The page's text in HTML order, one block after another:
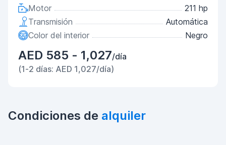
Motor
211 hp
Transmisión
Automática
Color del interior
Negro
AED 585 - 1,027/día
(1-2 días: AED 1,027/día)
Condiciones de alquiler